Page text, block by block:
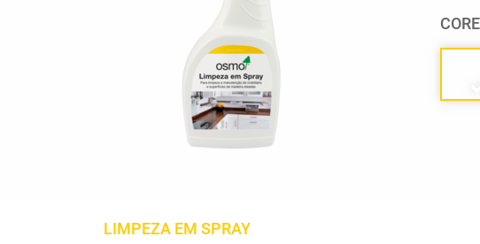
LIMPEZA EM SPRAY